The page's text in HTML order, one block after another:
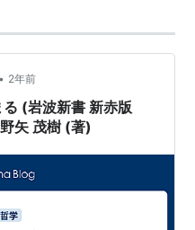
• 2年前
る (岩波新書 新赤版
矢 茂樹 (著)